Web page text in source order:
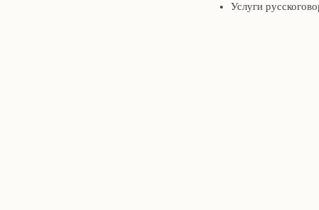
Услуги